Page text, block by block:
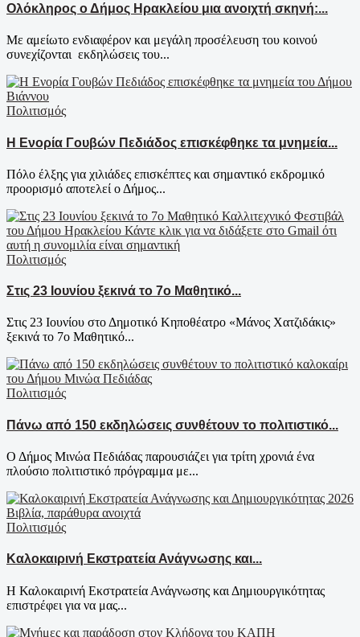
Ολόκληρος ο Δήμος Ηρακλείου μια ανοιχτή σκηνή:...
Με αμείωτο ενδιαφέρον και μεγάλη προσέλευση του κοινού
συνεχίζονται εκδηλώσεις του...
Πολιτισμός
Η Ενορία Γουβών Πεδιάδος επισκέφθηκε τα μνημεία...
Πόλο έλξης για χιλιάδες επισκέπτες και σημαντικό εκδρομικό
προορισμό αποτελεί ο Δήμος...
Πολιτισμός
Στις 23 Ιουνίου ξεκινά το 7ο Μαθητικό...
Στις 23 Ιουνίου στο Δημοτικό Κηποθέατρο «Μάνος Χατζιδάκις»
ξεκινά το 7ο Μαθητικό...
Πολιτισμός
Πάνω από 150 εκδηλώσεις συνθέτουν το πολιτιστικό...
Ο Δήμος Μινώα Πεδιάδας παρουσιάζει για τρίτη χρονιά ένα
πλούσιο πολιτιστικό πρόγραμμα με...
Πολιτισμός
Καλοκαιρινή Εκστρατεία Ανάγνωσης και...
Η Καλοκαιρινή Εκστρατεία Ανάγνωσης και Δημιουργικότητας
επιστρέφει για να μας...